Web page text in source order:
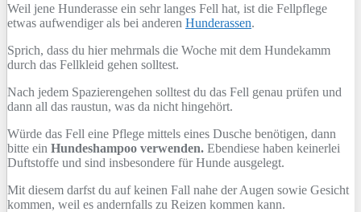
Weil jene Hunderasse ein sehr langes Fell hat, ist die Fellpflege
etwas aufwendiger als bei anderen Hunderassen.
Sprich, dass du hier mehrmals die Woche mit dem Hundekamm
durch das Fellkleid gehen solltest.
Nach jedem Spazierengehen solltest du das Fell genau prüfen und
dann all das raustun, was da nicht hingehört.
Würde das Fell eine Pflege mittels eines Dusche benötigen, dann
bitte ein Hundeshampoo verwenden. Ebendiese haben keinerlei
Duftstoffe und sind insbesondere für Hunde ausgelegt.
Mit diesem darfst du auf keinen Fall nahe der Augen sowie Gesicht
kommen, weil es andernfalls zu Reizen kommen kann.